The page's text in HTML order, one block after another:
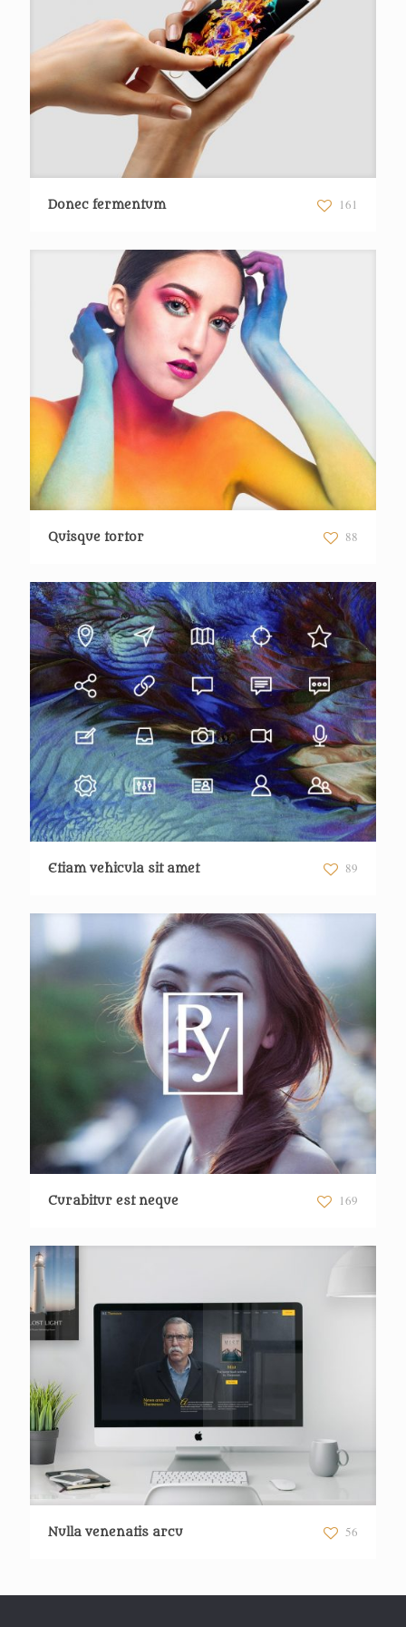
Donec fermentum 161
Quisque tortor 88
Etiam vehicula sit amet 89
Curabitur est neque 169
Nulla venenatis arcu 56